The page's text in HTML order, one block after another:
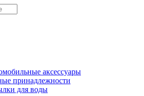
аксессуары
принадлежности
для воды